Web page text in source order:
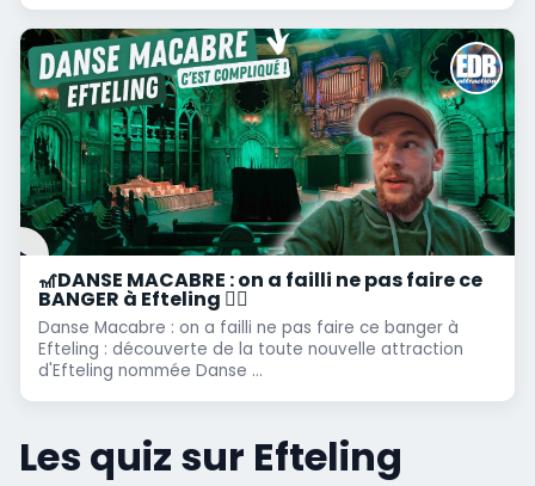
🎢DANSE MACABRE : on a failli ne pas faire ce
BANGER à Efteling 😵‍💫
Danse Macabre : on a failli ne pas faire ce banger à
Efteling : découverte de la toute nouvelle attraction
d'Efteling nommée Danse ...
Les quiz sur Efteling